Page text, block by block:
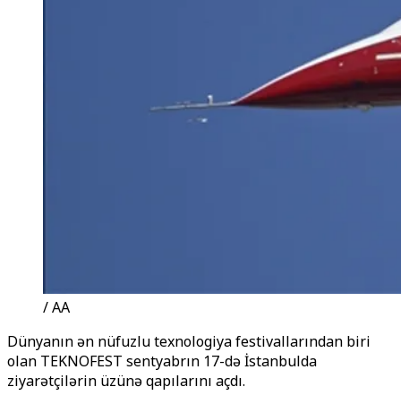
/ AA
Dünyanın ən nüfuzlu texnologiya festivallarından biri
olan TEKNOFEST sentyabrın 17-də İstanbulda
ziyarətçilərin üzünə qapılarını açdı.